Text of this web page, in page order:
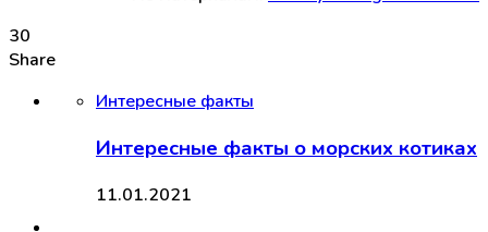
30
Share
Интересные факты
Интересные факты о морских котиках
11.01.2021